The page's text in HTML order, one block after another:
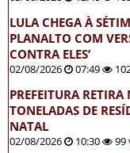
LULA CHEGA À
PLANALTO COM
CONTRA ELES’
02/08/2026 07:49
PREFEITURA
TONELADAS DE
NATAL
02/08/2026 10:30 99